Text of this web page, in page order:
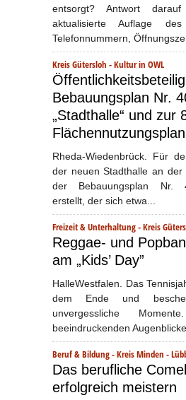
entsorgt? Antwort
aktualisierte Auflage des
Telefonnummern,
Kreis Gütersloh -Kultur in OWL
Bebauungsplan Nr.
„Stadthalle“ und zur
Rheda-Wiedenbrück. Für
der neuen Stadthalle an der
der Bebauungsplan Nr.
erstellt, der sich etwa...
Freizeit & Unterhaltung-Kreis
Reggae- und
am „Kids’ Day”
HalleWestfalen. Das
dem Ende und
unvergessliche
beeindruckenden
Beruf & Bildung-Kreis Minden -
Das berufliche
erfolgreich meistern